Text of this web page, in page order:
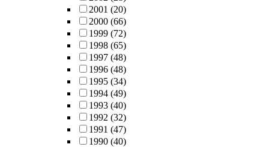
2001 (20)
2000 (66)
1999 (72)
1998 (65)
1997 (48)
1996 (48)
1995 (34)
1994 (49)
1993 (40)
1992 (32)
1991 (47)
1990 (40)